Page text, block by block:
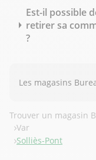
Est-il possible
retirer sa
?
Les magasins
Trouver un magasin
Var
Solliès-Pont